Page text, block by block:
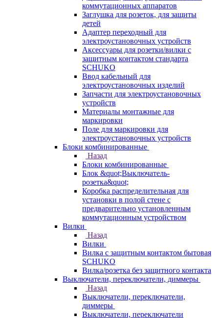
коммутационных аппаратов
Заглушка для розеток, для защиты
детей
Адаптер переходный для
электроустановочных устройств
Аксессуары для розетки/вилки с
защитным контактом стандарта
SCHUKO
Ввод кабельный для
электроустановочных изделий
Запчасти для электроустановочных
устройств
Материалы монтажные для
маркировки
Поле для маркировки для
электроустановочных устройств
Блоки комбинированные
Назад
Блоки комбинированные
Блок &quot;Выключатель-
розетка&quot;
Коробка распределительная для
установки в полой стене с
предварительно установленным
коммутационным устройством
Вилки
Назад
Вилки
Вилка с защитным контактом бытовая
SCHUKO
Вилка/розетка без защитного контакта
Выключатели, переключатели, диммеры
Назад
Выключатели, переключатели,
диммеры
Выключатели, переключатели